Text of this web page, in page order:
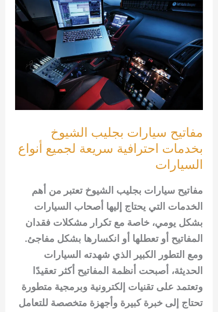
بخدمات
احترافية
متطورة
لجميع
أنواع
السيارات
مفاتيح سيارات بجليب الشيوخ
بخدمات احترافية سريعة لجميع أنواع
السيارات
مفاتيح سيارات بجليب الشيوخ تعتبر من أهم
الخدمات التي يحتاج إليها أصحاب السيارات
بشكل يومي، خاصة مع تكرار مشكلات فقدان
المفاتيح أو تعطلها أو انكسارها بشكل مفاجئ.
ومع التطور الكبير الذي شهدته السيارات
الحديثة، أصبحت أنظمة المفاتيح أكثر تعقيدًا
وتعتمد على تقنيات إلكترونية وبرمجية متطورة
تحتاج إلى خبرة كبيرة وأجهزة متخصصة للتعامل